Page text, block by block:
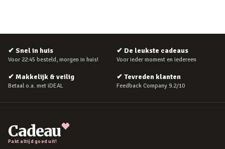
✔ Snel in huis
Voor 22:45 besteld, morgen in huis!
✔ De leukste cadeaus
Voor ieder moment en iedereen
✔ Makkelijk & veilig
Betaal o.a. met iDEAL
✔ Tevreden klanten
Feedback Company 9.2/10
Cadeau
Pakt altijd goed uit!